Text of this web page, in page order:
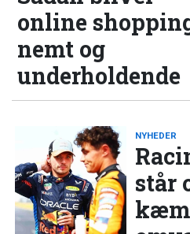
online
nemt og
underholdende
NYHEDER
står